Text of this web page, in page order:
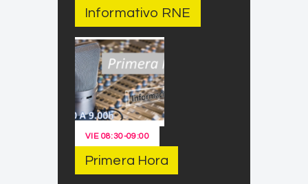
Informativo RNE
VIE 08:30-09:00
Primera Hora